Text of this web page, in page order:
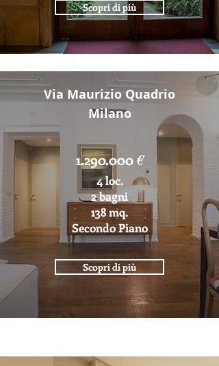
Scopri di più
Via Maurizio Quadrio
Milano
1.290.000 €
4 loc.
2 bagni
138 mq.
Secondo Piano
Scopri di più